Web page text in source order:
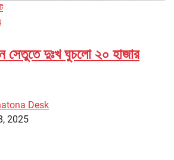
সেতুতে দুঃখ ঘুচলো ২০ হাজার
Desk
2025